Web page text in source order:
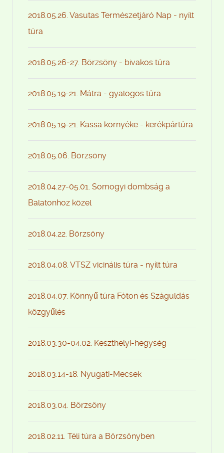
2018.05.26. Vasutas Természetjáró Nap - nyílt
túra
2018.05.26-27. Börzsöny - bivakos túra
2018.05.19-21. Mátra - gyalogos túra
2018.05.19-21. Kassa környéke - kerékpártúra
2018.05.06. Börzsöny
2018.04.27-05.01. Somogyi dombság a
Balatonhoz közel
2018.04.22. Börzsöny
2018.04.08. VTSZ vicinális túra - nyílt túra
2018.04.07. Könnyű túra Fóton és Száguldás
közgyűlés
2018.03.30-04.02. Keszthelyi-hegység
2018.03.14-18. Nyugati-Mecsek
2018.03.04. Börzsöny
2018.02.11. Téli túra a Börzsönyben